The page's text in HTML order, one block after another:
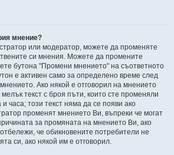
мнение?
или модератор, можете да променяте
си мнения. Можете да промените
бутона "Промени мнението" на съответното
е активен само за определено време след
Ако някой е отговорил на мнението
текст с броя пъти, които сте променяли
часа; този текст няма да се появи ако
променят мнението Ви, въпреки че могат
за промяната на мнението Ви, ако
че обикновените потребители не
си, ако някой им е отговорил.